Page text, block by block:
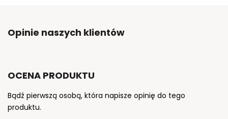
Opinie naszych klientów
OCENA PRODUKTU
Bądź pierwszą osobą, która napisze opinię do tego
produktu.